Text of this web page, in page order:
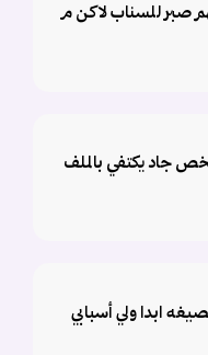
صبر للسناب لاكن م
جاد يكتفي بالملف
ابدا ولي أسبابي